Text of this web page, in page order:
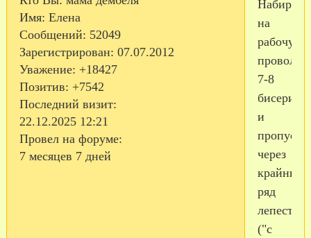
Имя: Елена
Сообщений: 52049
Зарегистрирован: 07.07.2012
Уважение: +18427
Позитив: +7542
Последний визит:
22.12.2025 12:21
Провел на форуме:
7 месяцев 7 дней
Набираем
на
рабочую
7-8
бисерин
и
через
крайний
ряд
лепестка
("с